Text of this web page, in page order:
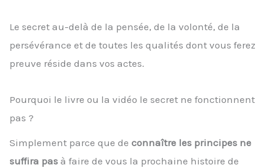
Le secret au-delà de la pensée, de la volonté, de la
persévérance et de toutes les qualités dont vous ferez
preuve réside dans vos actes.
Pourquoi le livre ou la vidéo le secret ne fonctionnent
pas ?
Simplement parce que de connaître les principes ne
suffira pas à faire de vous la prochaine histoire de